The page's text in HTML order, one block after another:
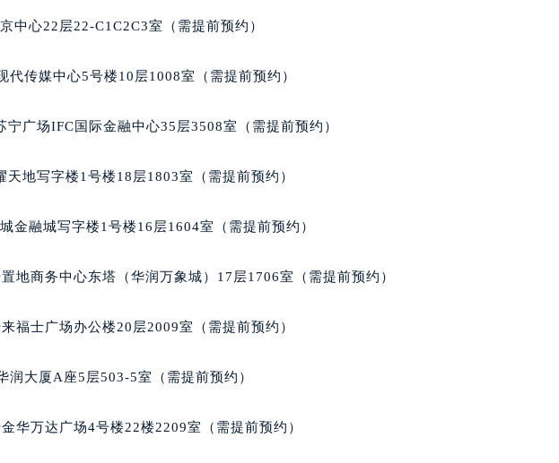
中心22层22-C1C2C3室（需提前预约）
代传媒中心5号楼10层1008室（需提前预约）
广场IFC国际金融中心35层3508室（需提前预约）
地写字楼1号楼18层1803室（需提前预约）
金融城写字楼1号楼16层1604室（需提前预约）
地商务中心东塔（华润万象城）17层1706室（需提前预约）
福士广场办公楼20层2009室（需提前预约）
润大厦A座5层503-5室（需提前预约）
华万达广场4号楼22楼2209室（需提前预约）